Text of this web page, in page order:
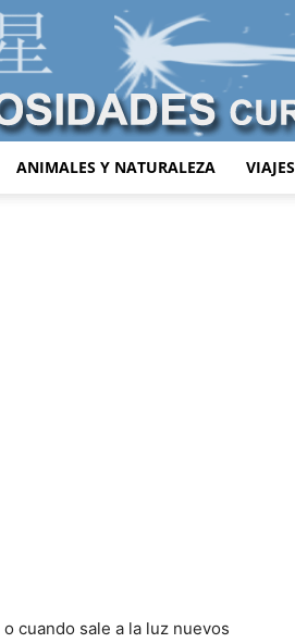
Mundo
ANIMALES Y NATURALEZA VIAJES
o cuando sale a la luz nuevos